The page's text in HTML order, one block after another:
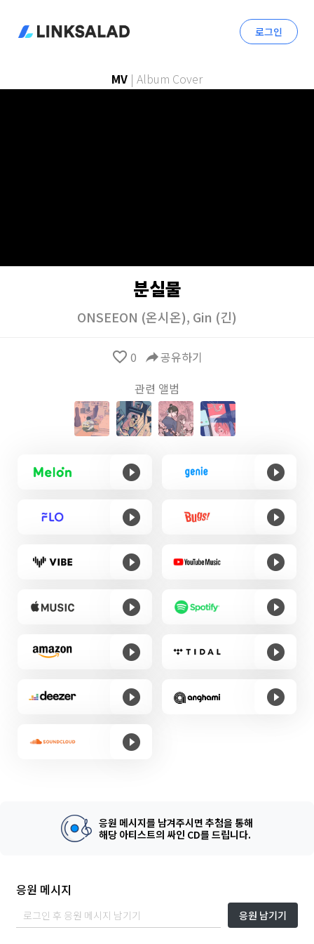
로그인
MV | Album Cover
분실물
ONSEEON (온시온), Gin (긴)
favorite_border 0 reply공유하기
관련 앨범
응원 메시지를 남겨주시면 추첨을 통해
해당 아티스트의 싸인 CD를 드립니다.
응원 메시지
응원 남기기